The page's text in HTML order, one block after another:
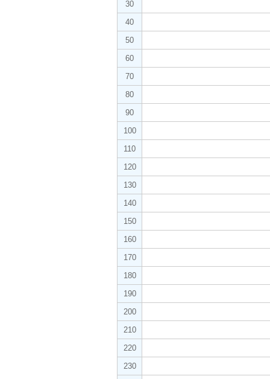
30
40
50
60
70
80
90
100
110
120
130
140
150
160
170
180
190
200
210
220
230